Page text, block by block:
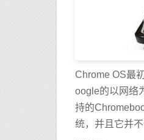
Chrome OS最
oogle的以网络
持的
统，并且它并